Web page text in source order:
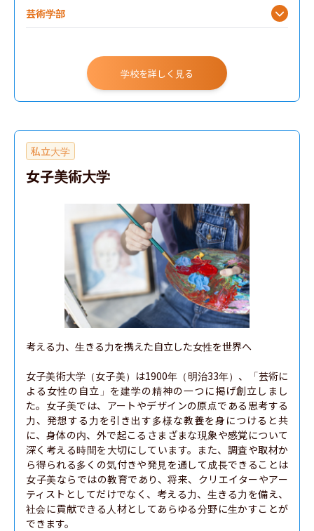
芸術学部
学校を詳しく見る
私立大学
女子美術大学
考える力、生きる力を携えた自立した女性を世界へ
女子美術大学（女子美）は1900年（明治33年）、「芸術に
よる女性の自立」を建学の精神の一つに掲げ創立しまし
た。女子美では、アートやデザインの原点である思考する
力、発想する力を引き出す多様な教養を身につけると共
に、身体の内、外で起こるさまざまな現象や感覚について
深く考える時間を大切にしています。また、調査や取材か
ら得られる多くの気付きや発見を通して成長できることは
女子美ならではの教育であり、将来、クリエイターやアー
ティストとしてだけでなく、考える力、生きる力を備え、
社会に貢献できる人材としてあらゆる分野に生かすことが
できます。